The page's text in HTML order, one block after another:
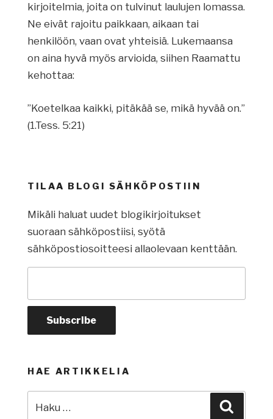
kirjoitelmia, joita on tulvinut laulujen lomassa.
Ne eivät rajoitu paikkaan, aikaan tai
henkilöön, vaan ovat yhteisiä. Lukemaansa
on aina hyvä myös arvioida, siihen Raamattu
kehottaa:
”Koetelkaa kaikki, pitäkää se, mikä hyvää on.”
(1.Tess. 5:21)
TILAA BLOGI SÄHKÖPOSTIIN
Mikäli haluat uudet blogikirjoitukset
suoraan sähköpostiisi, syötä
sähköpostiosoitteesi allaolevaan kenttään.
HAE ARTIKKELIA